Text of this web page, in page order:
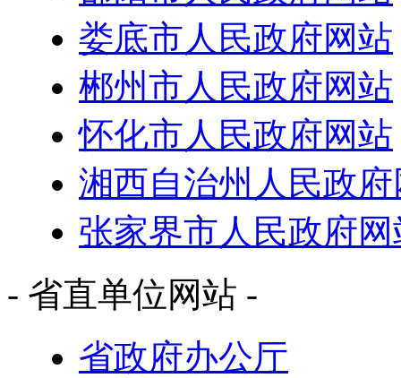
娄底市人民政府网站
郴州市人民政府网站
怀化市人民政府网站
湘西自治州人民政
张家界市人民政府网
- 省直单位网站 -
省政府办公厅